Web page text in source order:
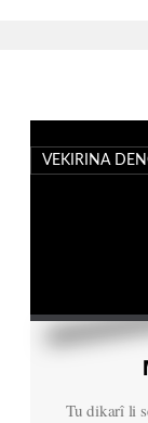
VEKIRINA
Tu dikarî li